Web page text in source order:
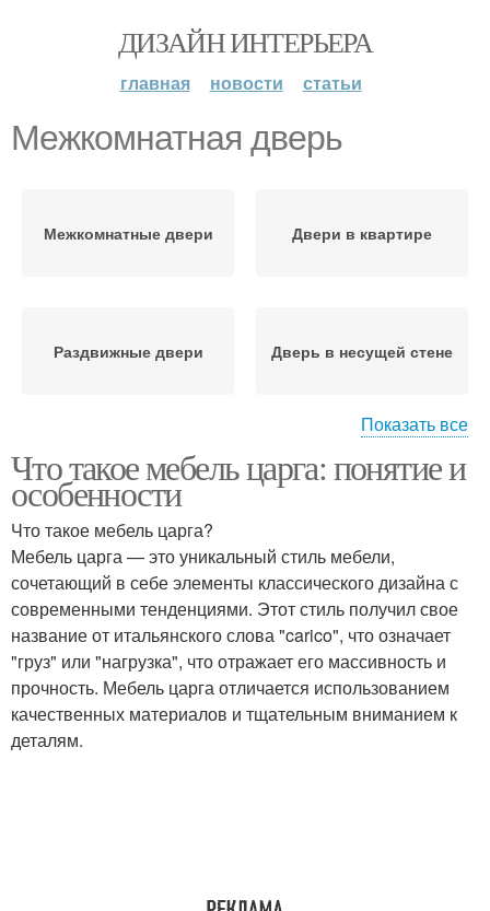
ДИЗАЙН ИНТЕРЬЕРА
главная новости статьи
Межкомнатная дверь
Межкомнатные двери Двери в квартире
Раздвижные двери Дверь в несущей стене
Китайские двери Металлическая дверь
Замок в двери Двери с наличником
Двери при выборе
Двери со скрытым
коробом
Показать все
Что такое мебель царга: понятие и
особенности
Что такое мебель царга?
Мебель царга — это уникальный стиль мебели,
сочетающий в себе элементы классического дизайна с
современными тенденциями. Этот стиль получил свое
название от итальянского слова "carico", что означает
"груз" или "нагрузка", что отражает его массивность и
прочность. Мебель царга отличается использованием
качественных материалов и тщательным вниманием к
деталям.